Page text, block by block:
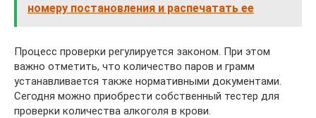
номеру постановления и распечатать ее
Процесс проверки регулируется законом. При этом
важно отметить, что количество паров и грамм
устанавливается также нормативными документами.
Сегодня можно приобрести собственный тестер для
проверки количества алкоголя в крови.